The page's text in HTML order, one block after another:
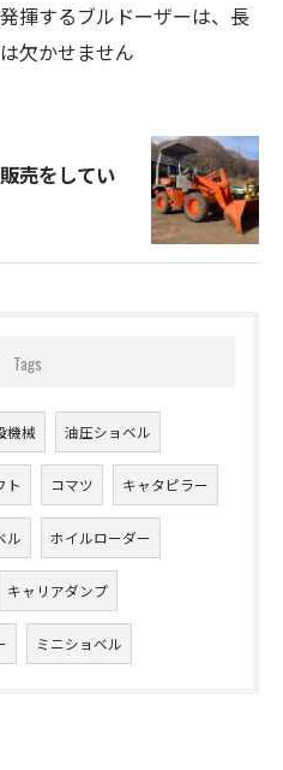
揮するブルドーザーは、長
欠かせません
売をしてい
Tags
機械 油圧ショベル
ト コマツ キャタピラー
ル ホイルローダー
キャリアダンプ
ミニショベル